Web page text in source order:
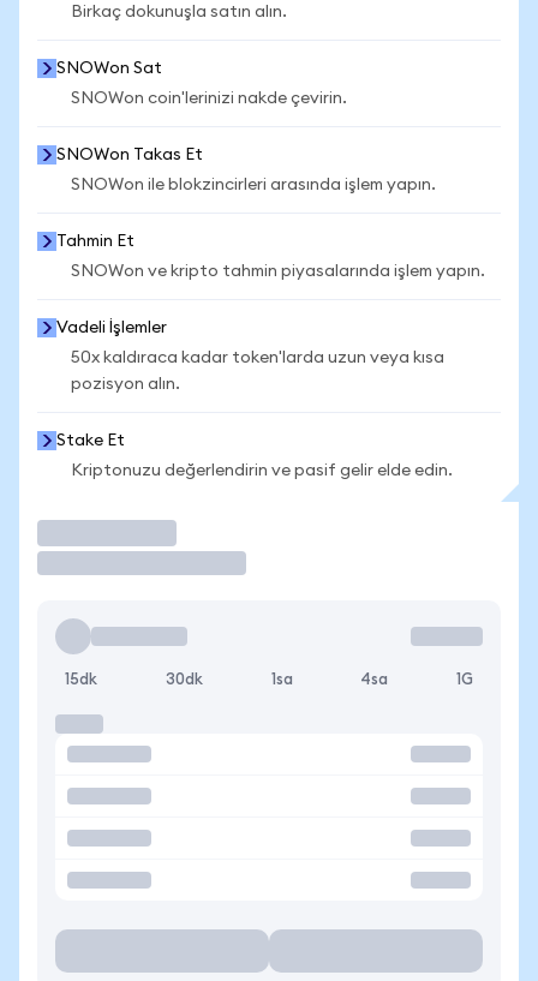
Birkaç dokunuşla satın alın.
SNOWon Sat
SNOWon coin'lerinizi nakde çevirin.
SNOWon Takas Et
SNOWon ile blokzincirleri arasında işlem yapın.
Tahmin Et
SNOWon ve kripto tahmin piyasalarında işlem yapın.
Vadeli İşlemler
50x kaldıraca kadar token'larda uzun veya kısa
pozisyon alın.
Stake Et
Kriptonuzu değerlendirin ve pasif gelir elde edin.
15dk 30dk 1sa 4sa 1G